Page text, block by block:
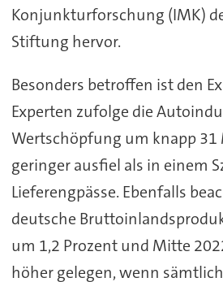
Konjunkturforschung (IMK)
Stiftung hervor.
Besonders betroffen ist den
Experten zufolge die
Wertschöpfung um knapp 31
geringer ausfiel als in einem
Lieferengpässe. Ebenfalls
deutsche
um 1,2 Prozent und Mitte
höher gelegen, wenn